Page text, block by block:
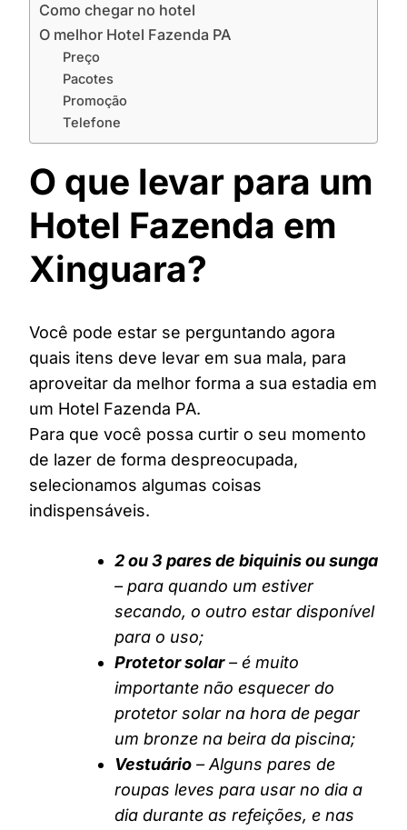
Como chegar no hotel
O melhor Hotel Fazenda PA
Preço
Pacotes
Promoção
Telefone
O que levar para um
Hotel Fazenda em
Xinguara?
Você pode estar se perguntando agora
quais itens deve levar em sua mala, para
aproveitar da melhor forma a sua estadia em
um Hotel Fazenda PA.
Para que você possa curtir o seu momento
de lazer de forma despreocupada,
selecionamos algumas coisas
indispensáveis.
2 ou 3 pares de biquinis ou sunga
– para quando um estiver
secando, o outro estar disponível
para o uso;
Protetor solar– é muito
importante não esquecer do
protetor solar na hora de pegar
um bronze na beira da piscina;
Vestuário – Alguns pares de
roupas leves para usar no dia a
dia durante as refeições, e nas